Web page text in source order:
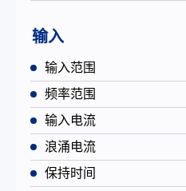
输入
输入范围
频率范围
输入电流
浪涌电流
保持时间